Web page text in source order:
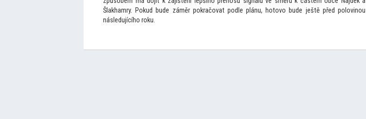
Šlakhamry. Pokud bude záměr pokračovat podle plánu, hotovo bude ještě před polovinou
následujícího roku.